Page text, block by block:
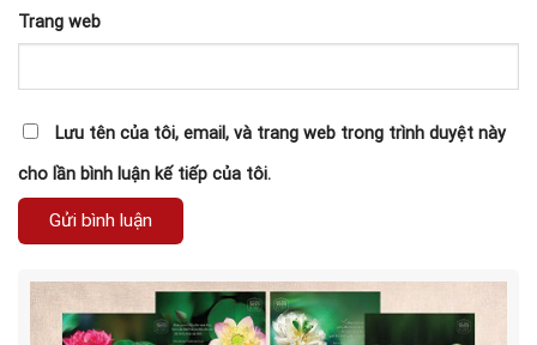
Trang web
Lưu tên của tôi, email, và trang web trong trình duyệt này
cho lần bình luận kế tiếp của tôi.